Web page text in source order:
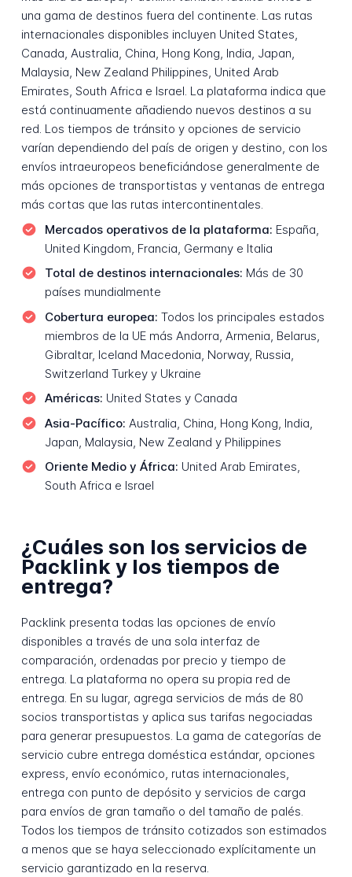
una gama de destinos fuera del continente. Las rutas
internacionales disponibles incluyen United States,
Canada, Australia, China, Hong Kong, India, Japan,
Malaysia, New Zealand Philippines, United Arab
Emirates, South Africa e Israel. La plataforma indica que
está continuamente añadiendo nuevos destinos a su
red. Los tiempos de tránsito y opciones de servicio
varían dependiendo del país de origen y destino, con los
envíos intraeuropeos beneficiándose generalmente de
más opciones de transportistas y ventanas de entrega
más cortas que las rutas intercontinentales.
Mercados operativos de la plataforma: España,
United Kingdom, Francia, Germany e Italia
Total de destinos internacionales: Más de 30
países mundialmente
Cobertura europea: Todos los principales estados
miembros de la UE más Andorra, Armenia, Belarus,
Gibraltar, Iceland Macedonia, Norway, Russia,
Switzerland Turkey y Ukraine
Américas: United States y Canada
Asia-Pacífico: Australia, China, Hong Kong, India,
Japan, Malaysia, New Zealand y Philippines
Oriente Medio y África: United Arab Emirates,
South Africa e Israel
¿Cuáles son los servicios de
Packlink y los tiempos de
entrega?
Packlink presenta todas las opciones de envío
disponibles a través de una sola interfaz de
comparación, ordenadas por precio y tiempo de
entrega. La plataforma no opera su propia red de
entrega. En su lugar, agrega servicios de más de 80
socios transportistas y aplica sus tarifas negociadas
para generar presupuestos. La gama de categorías de
servicio cubre entrega doméstica estándar, opciones
express, envío económico, rutas internacionales,
entrega con punto de depósito y servicios de carga
para envíos de gran tamaño o del tamaño de palés.
Todos los tiempos de tránsito cotizados son estimados
a menos que se haya seleccionado explícitamente un
servicio garantizado en la reserva.